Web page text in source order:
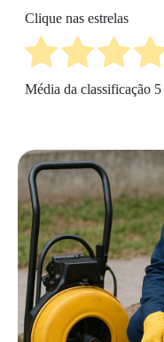
Clique nas estrelas
Média da classificação 5